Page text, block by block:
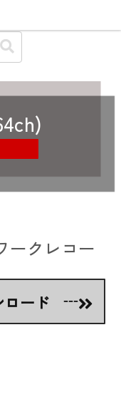
ークレコー
ード